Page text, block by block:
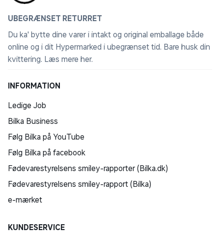
2016.
Pantone Validated
Nyd autentiske farver med 2140 farver og 110
skærme.
AI Auto Game Mode
Oplev problemfri gaming med AI-drevet automatisk
Smart Start: få streaming med i prisen
Med et Smart TV fra Samsung er du kun et knaptryk
fra masser af underholdning. I en gratis prøveperiode
streamingtjenester*. For at benytte dig af de aktuelle
dit TV.
UBEGRÆNSET RETURRET
Du ka' bytte dine varer i intakt og original emballage både
online og i dit Hypermarked i ubegrænset tid. Bare husk din
kvittering. Læs mere her.
INFORMATION
Ledige Job
Bilka Business
Følg Bilka på YouTube
Følg Bilka på facebook
Fødevarestyrelsens smiley-rapporter (Bilka.dk)
Fødevarestyrelsens smiley-rapport (Bilka)
e-mærket
KUNDESERVICE